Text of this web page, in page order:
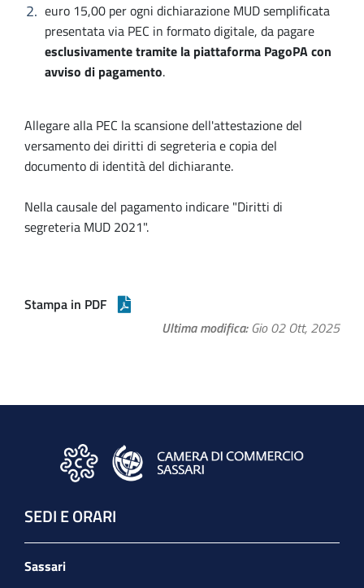
euro 15,00 per ogni dichiarazione MUD semplificata
presentata via PEC in formato digitale, da pagare
esclusivamente tramite la piattaforma PagoPA con
avviso di pagamento.
Allegare alla PEC la scansione dell'attestazione del
versamento dei diritti di segreteria e copia del
documento di identità del dichiarante.
Nella causale del pagamento indicare "Diritti di
segreteria MUD 2021".
Stampa in PDF
Ultima modifica Gio 02 Ott, 2025
SEDI E ORARI
Sassari